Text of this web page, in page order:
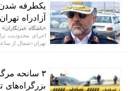
یکطرفه
آزادراه
«باشگاه خبرنگاران»
اجرای محدودیت
تهران–شمال از ساعت ۱۴ امروز خبر
۳ سانحه
بزرگراه‌های